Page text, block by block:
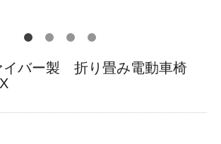
イバー製 折り畳み電動車椅